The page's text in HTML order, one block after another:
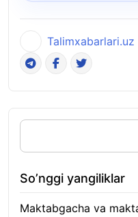
Talimxabarlari.uz
So’nggi yangiliklar
Maktabgacha va